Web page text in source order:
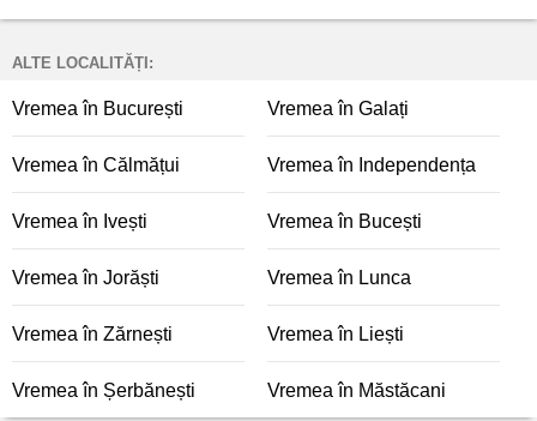
ALTE LOCALITĂȚI:
Vremea în București Vremea în Galați
Vremea în Călmățui Vremea în Independența
Vremea în Ivești Vremea în Bucești
Vremea în Jorăști Vremea în Lunca
Vremea în Zărnești Vremea în Liești
Vremea în Șerbănești Vremea în Măstăcani